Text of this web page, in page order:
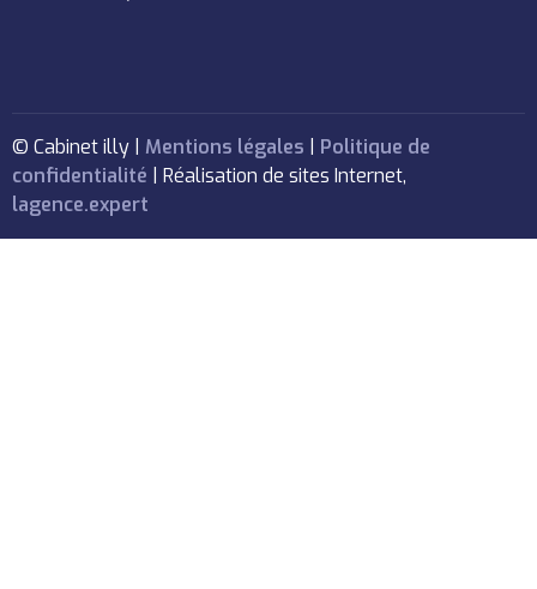
© Cabinet illy | Mentions légales
Politique de
confidentialité | Réalisation de sites Internet,
lagence.expert